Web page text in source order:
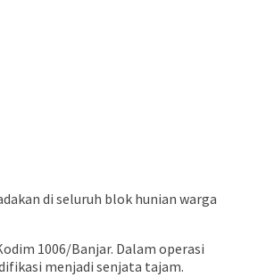
di seluruh blok hunian warga
1006/Banjar. Dalam operasi
menjadi senjata tajam.